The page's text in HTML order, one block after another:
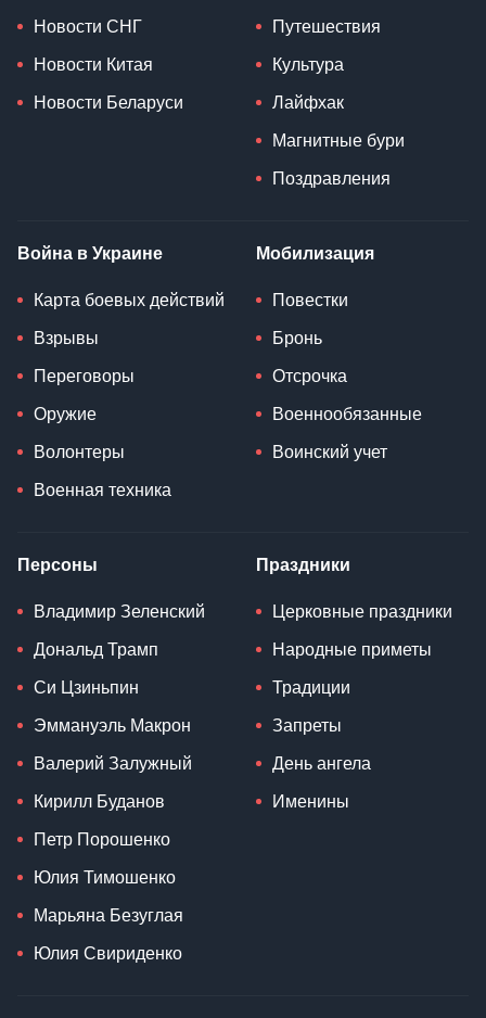
Новости СНГ
Новости Китая
Новости Беларуси
Путешествия
Культура
Лайфхак
Магнитные бури
Поздравления
Война в Украине
Карта боевых действий
Взрывы
Переговоры
Оружие
Волонтеры
Военная техника
Мобилизация
Повестки
Бронь
Отсрочка
Военнообязанные
Воинский учет
Персоны
Владимир Зеленский
Дональд Трамп
Си Цзиньпин
Эммануэль Макрон
Валерий Залужный
Кирилл Буданов
Петр Порошенко
Юлия Тимошенко
Марьяна Безуглая
Юлия Свириденко
Праздники
Церковные праздники
Народные приметы
Традиции
Запреты
День ангела
Именины